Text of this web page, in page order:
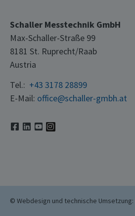
Schaller Messtechnik GmbH
Max-Schaller-Straße 99
8181 St. Ruprecht/Raab
Austria
Tel.: +43 3178 28899
E-Mail: office@schaller-gmbh.at
© Webdesign und technische Umsetzung: